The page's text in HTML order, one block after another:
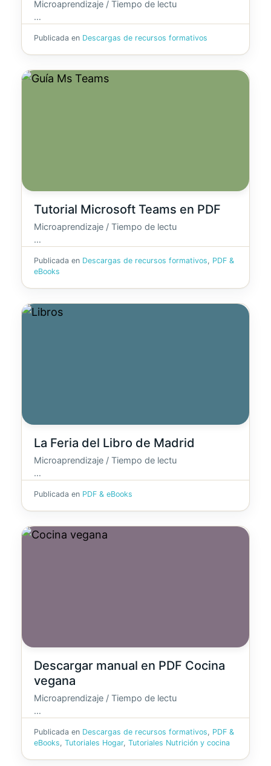
Microaprendizaje / Tiempo de lectu
…
Publicada en Descargas de recursos formativos
Tutorial Microsoft Teams en PDF
Microaprendizaje / Tiempo de lectu
…
Publicada en Descargas de recursos formativos, PDF &
eBooks
La Feria del Libro de Madrid
Microaprendizaje / Tiempo de lectu
…
Publicada en PDF & eBooks
Descargar manual en PDF Cocina
vegana
Microaprendizaje / Tiempo de lectu
…
Publicada en Descargas de recursos formativos, PDF &
eBooks, Tutoriales Hogar, Tutoriales Nutrición y cocina